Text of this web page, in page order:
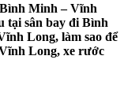
Minh – Vĩnh
tại sân bay đi Bình
Long, làm sao để
Long, xe rước